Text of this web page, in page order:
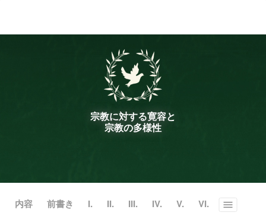
メ
宗教に対する寛容と
宗教の多様性
内容 前書き I. II. III. IV. V. VI. Toggle